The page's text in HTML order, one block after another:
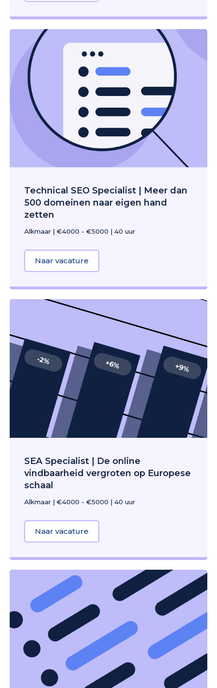
Technical SEO Specialist | Meer dan
500 domeinen naar eigen hand
zetten
Alkmaar | €4000 - €5000 | 40 uur
Naar vacature
SEA Specialist | De online
vindbaarheid vergroten op Europese
schaal
Alkmaar | €4000 - €5000 | 40 uur
Naar vacature